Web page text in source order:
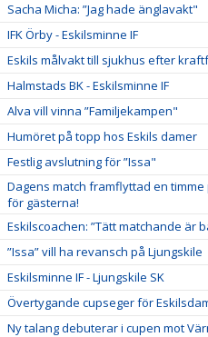
Sacha Micha: ”Jag hade änglavakt"
IFK Örby - Eskilsminne IF
Eskils målvakt till sjukhus efter
Halmstads BK - Eskilsminne IF
Alva vill vinna ”Familjekampen"
Humöret på topp hos Eskils damer
Festlig avslutning för ”Issa"
Dagens match framflyttad en
för gästerna!
Eskilscoachen: ”Tätt matchande är
”Issa” vill ha revansch på Ljungskile
Eskilsminne IF - Ljungskile SK
Övertygande cupseger för
Ny talang debuterar i cupen mot